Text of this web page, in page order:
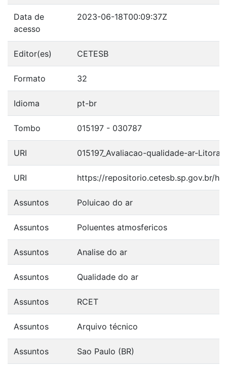
Data de
acesso
2023-06-18T00:09:37Z
Editor(es) CETESB
Formato 32
Idioma pt-br
Tombo 015197 - 030787
URI 015197_Avaliacao-qualidade-ar-
URI https://repositorio.cetesb.sp.gov.br/
Assuntos Poluicao do ar
Assuntos Poluentes atmosfericos
Assuntos Analise do ar
Assuntos Qualidade do ar
Assuntos RCET
Assuntos Arquivo técnico
Assuntos Sao Paulo (BR)